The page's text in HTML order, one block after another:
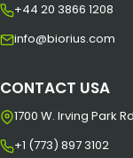
+44 20 3866 1208
info@biorius.com
CONTACT USA
1700 W. Irving Park
+1 (773) 897 3102